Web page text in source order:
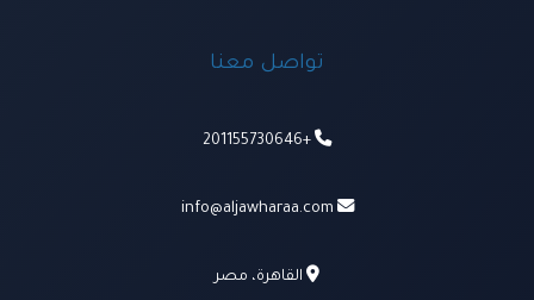
تواصل معنا
+201155730646
info@aljawharaa.com
القاهرة، مصر